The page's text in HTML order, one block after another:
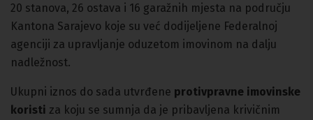
20 stanova, 26 ostava i 16 garažnih mjesta na području
Kantona Sarajevo koje su već dodijeljene Federalnoj
agenciji za upravljanje oduzetom imovinom na dalju
nadležnost.
Ukupni iznos do sada utvrđene protivpravne imovinske
koristi za koju se sumnja da je pribavljena krivičnim